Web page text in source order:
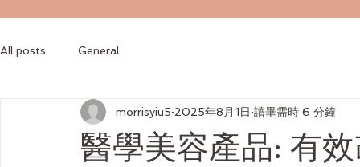
All posts General
醫學美容產品: 有
morrisyiu5 2025年8月1日 讀畢需時 6 分鐘